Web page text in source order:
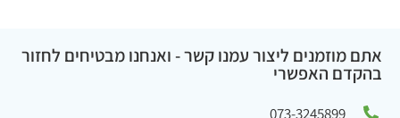
אתם מוזמנים ליצור עמנו קשר - ואנחנו מבטיחים לחזור
בהקדם האפשרי
073-3245899